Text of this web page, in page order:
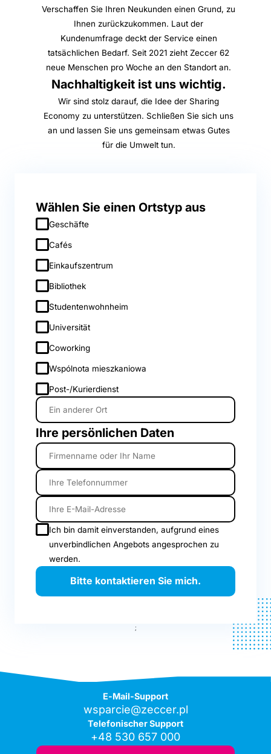
Verschaffen Sie Ihren Neukunden einen Grund, zu
Ihnen zurückzukommen. Laut der
Kundenumfrage deckt der Service einen
tatsächlichen Bedarf. Seit 2021 zieht Zeccer 62
neue Menschen pro Woche an den Standort an.
Nachhaltigkeit ist uns wichtig.
Wir sind stolz darauf, die Idee der Sharing
Economy zu unterstützen. Schließen Sie sich uns
an und lassen Sie uns gemeinsam etwas Gutes
für die Umwelt tun.
Wählen Sie einen Ortstyp aus
Geschäfte
Cafés
Einkaufszentrum
Bibliothek
Studentenwohnheim
Universität
Coworking
Wspólnota mieszkaniowa
Post-/Kurierdienst
Ihre persönlichen Daten
Ich bin damit einverstanden, aufgrund eines
unverbindlichen Angebots angesprochen zu
werden.
Bitte kontaktieren Sie mich.
;
E-Mail-Support
wsparcie@zeccer.pl
Telefonischer Support
+48 530 657 000